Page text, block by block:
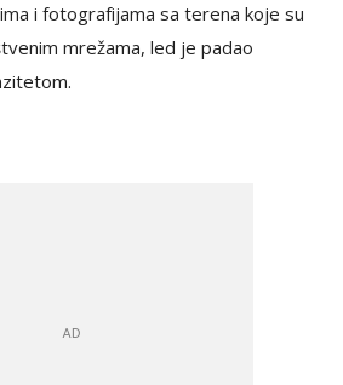
i fotografijama sa terena koje su
mrežama, led je padao